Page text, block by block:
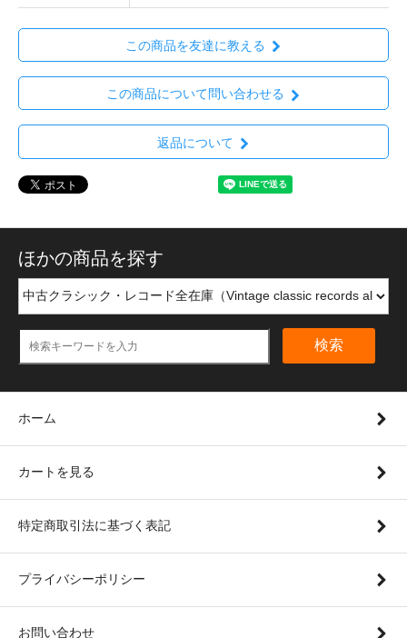
この商品を友達に教える
この商品について問い合わせる
返品について
ほかの商品を探す
検索
ホーム
カートを見る
特定商取引法に基づく表記
プライバシーポリシー
お問い合わせ